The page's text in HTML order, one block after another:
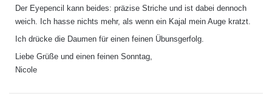
Der Eyepencil kann beides: präzise Striche und ist dabei dennoch
weich. Ich hasse nichts mehr, als wenn ein Kajal mein Auge kratzt.
Ich drücke die Daumen für einen feinen Übunsgerfolg.
Liebe Grüße und einen feinen Sonntag,
Nicole